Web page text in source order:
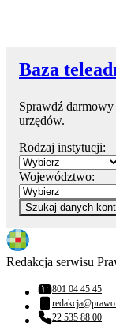
Baza
Sprawdź darmowy
urzędów.
Rodzaj instytucji:
Województwo:
Szukaj danych
Redakcja serwisu
Numer telefonu:
801 04 45 45
Adres email:
Numer telefonu:
22 535 88 00